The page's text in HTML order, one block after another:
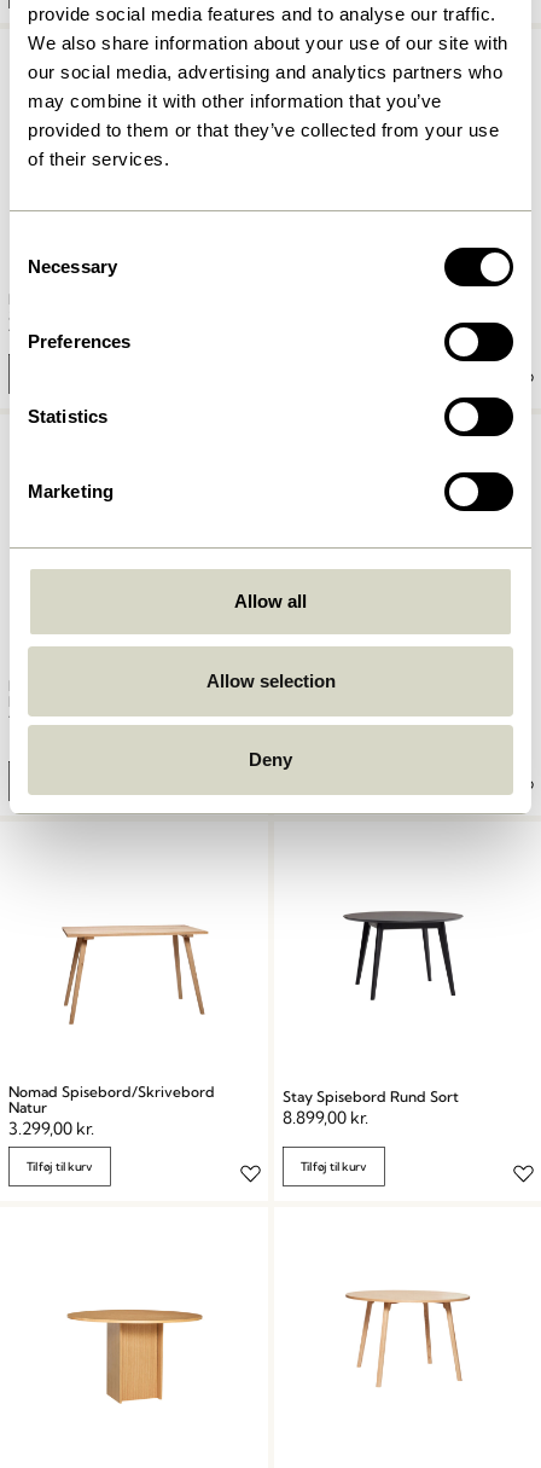
provide social media features and to analyse our traffic.
We also share information about your use of our site with
our social media, advertising and analytics partners who
may combine it with other information that you’ve
provided to them or that they’ve collected from your use
of their services.
Selection
Necessary
Preferences
Statistics
Marketing
Allow all
Allow selection
Deny
Dapper Spisebord Firkantet
Sort
7.499,00kr.
Herringbone Spisebord Large
Natur
7.249,00kr.
Fjord Spisebord Rund Large
Nomad Spisebord/Skrivebord
Natur
3.299,00 kr.
Tilføj til kurv
Stay Spisebord Rund Sort
8.899,00 kr.
Tilføj til kurv